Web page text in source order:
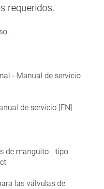
requeridos.
- Manual de servicio
de servicio [EN]
de manguito - tipo
las válvulas de